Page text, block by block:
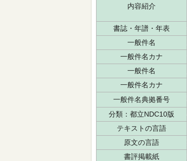
内容紹介
書誌・年譜・年表
一般件名
一般件名カナ
一般件名
一般件名カナ
一般件名典拠番号
分類：都立NDC10版
テキストの言語
原文の言語
書評掲載紙